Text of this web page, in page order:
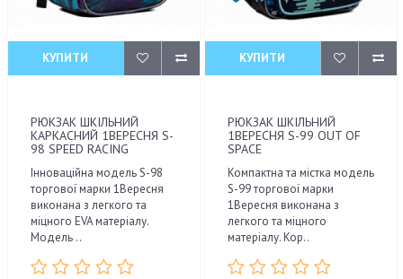
КУПИТИ
РЮКЗАК ШКІЛЬНИЙ
КАРКАСНИЙ 1ВЕРЕСНЯ S-
98 SPEED RACING
Інноваційна модель S-98
торгової марки 1Вересня
виконана з легкого та
міцного EVA матеріалу.
Модель ..
КУПИТИ
РЮКЗАК ШКІЛЬНИЙ
1ВЕРЕСНЯ S-99 OUT OF
SPACE
Компактна та містка модель
S-99 торгової марки
1Вересня виконана з
легкого та міцного
матеріалу. Кор..